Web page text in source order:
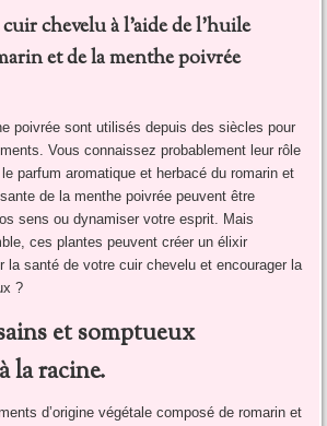
chevelu à l’aide de l’huile
et de la menthe poivrée
poivrée sont utilisés depuis des siècles pour
Vous connaissez probablement leur rôle
parfum aromatique et herbacé du romarin et
de la menthe poivrée peuvent être
sens ou dynamiser votre esprit. Mais
ces plantes peuvent créer un élixir
la santé de votre cuir chevelu et encourager la
?
et somptueux
la racine.
d’origine végétale composé de romarin et